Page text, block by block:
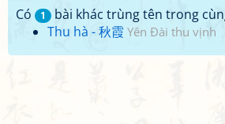
Có 1
bài khác trùng tên trong
Thu hà - 秋霞 Yên Đài thu vịnh